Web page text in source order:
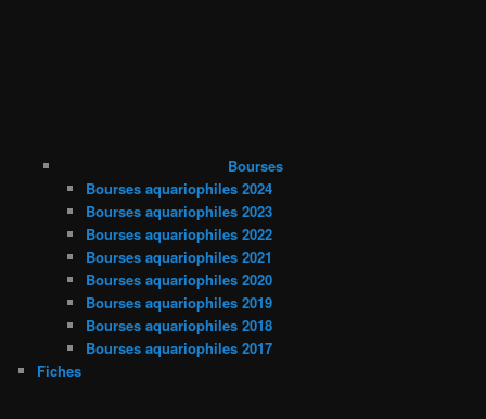
Bourses
Bourses aquariophiles 2024
Bourses aquariophiles 2023
Bourses aquariophiles 2022
Bourses aquariophiles 2021
Bourses aquariophiles 2020
Bourses aquariophiles 2019
Bourses aquariophiles 2018
Bourses aquariophiles 2017
Fiches